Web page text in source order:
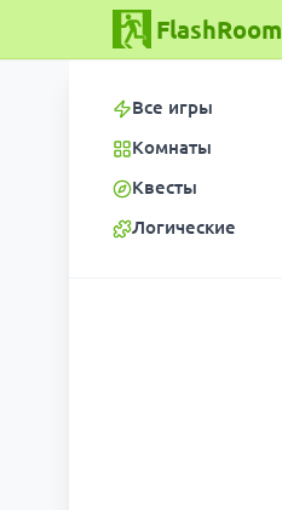
FlashRoom
Все игры
Комнаты
Квесты
Логические